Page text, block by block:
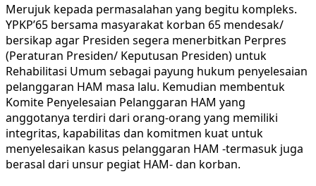
Merujuk kepada permasalahan yang begitu kompleks.
YPKP’65 bersama masyarakat korban 65 mendesak/
bersikap agar Presiden segera menerbitkan Perpres
(Peraturan Presiden/ Keputusan Presiden) untuk
Rehabilitasi Umum sebagai payung hukum penyelesaian
pelanggaran HAM masa lalu. Kemudian membentuk
Komite Penyelesaian Pelanggaran HAM yang
anggotanya terdiri dari orang-orang yang memiliki
integritas, kapabilitas dan komitmen kuat untuk
menyelesaikan kasus pelanggaran HAM -termasuk juga
berasal dari unsur pegiat HAM- dan korban.